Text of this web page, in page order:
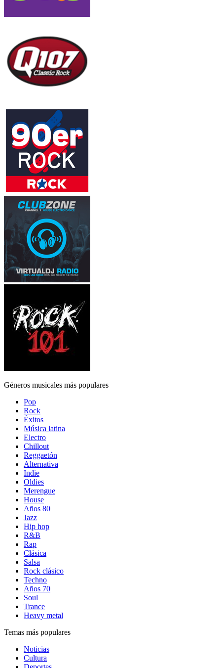
Géneros musicales más populares
Pop
Rock
Éxitos
Música latina
Electro
Chillout
Reggaetón
Alternativa
Indie
Oldies
Merengue
House
Años 80
Jazz
Hip hop
R&B
Rap
Clásica
Salsa
Rock clásico
Techno
Años 70
Soul
Trance
Heavy metal
Temas más populares
Noticias
Cultura